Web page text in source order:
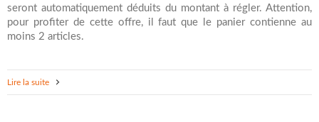
seront automatiquement déduits du montant à régler. Attention,
pour profiter de cette offre, il faut que le panier contienne au
moins 2 articles.
Lire la suite